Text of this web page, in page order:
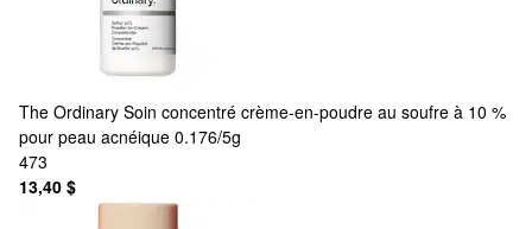
The Ordinary Soin concentré crème-en-poudre au soufre à 10 %
pour peau acnéique 0.176/5g
473
13,40 $